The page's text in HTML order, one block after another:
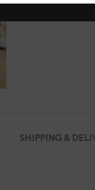
SHIPPING &